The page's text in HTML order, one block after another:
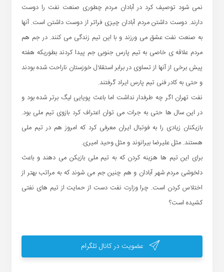
نمی شود توصیف کرد در آبادان مردم چطوری صنعت نفت را دوست
دارند. دوست داشتن مردم آبادان چیزی فراتر از دوست داشتن است. آنها
به صنعت نفت عشق می ورزند و با این تیم زندگی می کنند. در جم هم
مردم علاقه ی خاصی به تیم پارس جنوبی جم پیدا کردند بطوریکه هفته
پیش برخی از آنها از تساوی در برابر استقلال خوزستان ناراحت شده بودند
و حتی به کادر فنی تیم پارس ایراد گرفتند.
نفت تهران اگر چه طرفدار نداشت اما باعث پویایی لیگ برتر شده بود و
در این سال ها حتی به جرات می توان اعتراف کرد بازوی تیم ملی بود.
بازیکنان زیادی را به فوتبال ایران معرفی کرد که امروز هم در تیم ملی
هستند. مثل علیرضا بیرانوند و مثل وحید امیری.
برای این تیم ها هزینه کردن که به تیم ملی بازیکن می دهند و باعث
دلخوشی مردم شهر آبادان و هم چنین جم می شوند که به مراتب بهتر از
اختلاس کردن است. چرا وزارت نفت دست از حمایت از تیم های نفتی
کشیده است؟
عضویت در کانال تلگرام